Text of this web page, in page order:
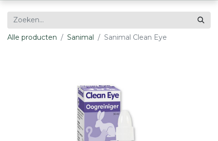
Alle producten Sanimal Sanimal Clean Eye